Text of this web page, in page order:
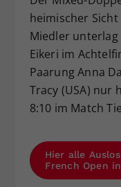
heimischer
Miedler
Eikeri im
Paarung Anna
Tracy (USA) nur
8:10 im Match
Hier alle
French Open